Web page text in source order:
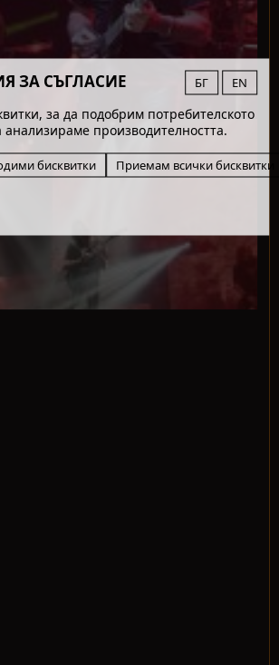
ЗА СЪГЛАСИЕ БГ EN
за да подобрим потребителското
производителността.
бисквитки Приемам всички бисквитки